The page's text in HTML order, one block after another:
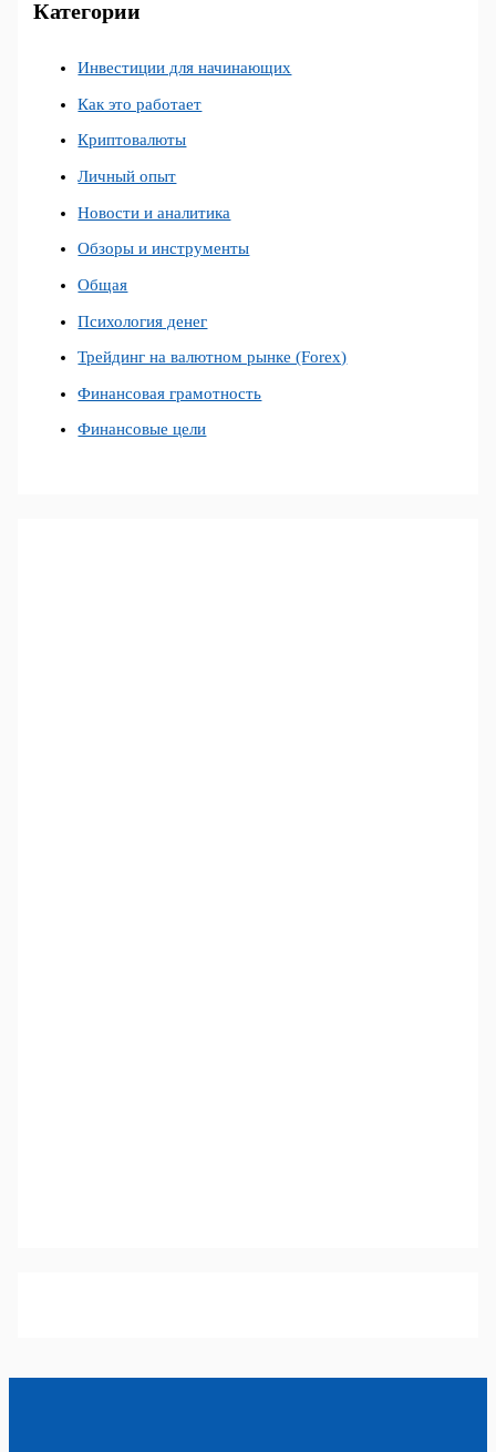
Категории
Инвестиции для начинающих
Как это работает
Криптовалюты
Личный опыт
Новости и аналитика
Обзоры и инструменты
Общая
Психология денег
Трейдинг на валютном рынке (Forex)
Финансовая грамотность
Финансовые цели